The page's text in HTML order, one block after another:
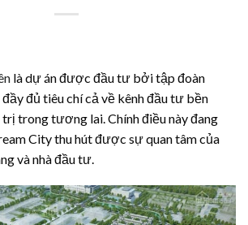
là dự án được đầu tư bởi tập đoàn
đủ tiêu chí cả về kênh đầu tư bền
trong tương lai. Chính điều này đang
City thu hút được sự quan tâm của
và nhà đầu tư.